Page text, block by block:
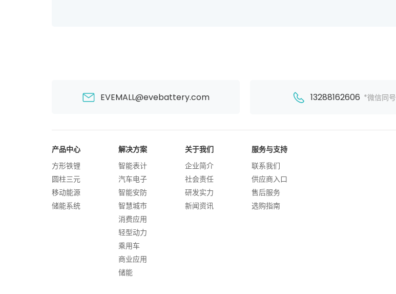
EVEMALL@evebattery.com 13288162606 *微信同号
产品中心
方形铁锂
圆柱三元
移动能源
储能系统
解决方案
智能表计
汽车电子
智能安防
智慧城市
消费应用
轻型动力
乘用车
商业应用
储能
关于我们
企业简介
社会责任
研发实力
新闻资讯
服务与支持
联系我们
供应商入口
售后服务
选购指南